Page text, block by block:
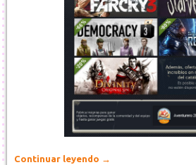
Continuar leyendo →